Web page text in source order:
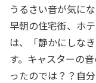
うるさい音が気に
早朝の住宅街、ホ
は、「静かにしな
す。キャスターの
ったのでは？？自